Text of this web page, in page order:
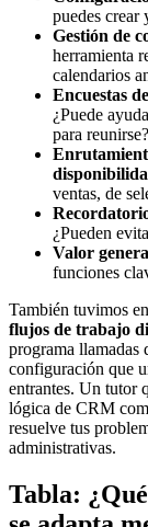
puedes crear
Gestión de
herramienta
calendarios
Encuestas
¿Puede
para reunirse?
ventas, de
¿Pueden
Valor
funciones
También tuvimos
flujos de trabajo
programa llamadas
configuración que
entrantes. Un tutor
lógica de CRM
resuelve tus
administrativas.
Tabla: